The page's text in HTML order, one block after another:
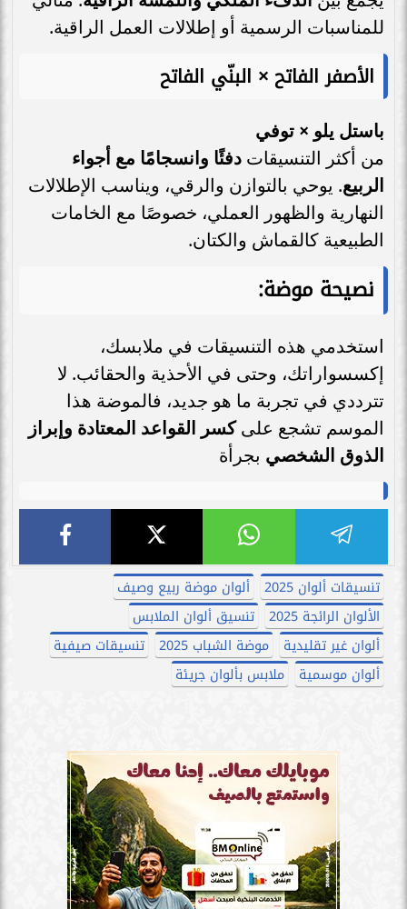
للمناسبات الرسمية أو إطلالات العمل الراقية.
الأصفر الفاتح × البنّي الفاتح
باستل يلو × توفي
من أكثر التنسيقات دفئًا وانسجامًا مع أجواء
الربيع. يوحي بالتوازن والرقي، ويناسب الإطلالات
النهارية والظهور العملي، خصوصًا مع الخامات
الطبيعية كالقماش والكتان.
نصيحة موضة:
استخدمي هذه التنسيقات في ملابسك،
إكسسواراتك، وحتى في الأحذية والحقائب. لا
تترددي في تجربة ما هو جديد، فالموضة هذا
الموسم تشجع علىكسر القواعد المعتادة وإبراز
الذوق الشخصي بجرأة
تنسيقات ألوان 2025
ألوان موضة ربيع وصيف
الألوان الرائجة 2025
تنسيق ألوان الملابس
ألوان غير تقليدية
موضة الشباب 2025
تنسيقات صيفية
ألوان موسمية
ملابس بألوان جريئة